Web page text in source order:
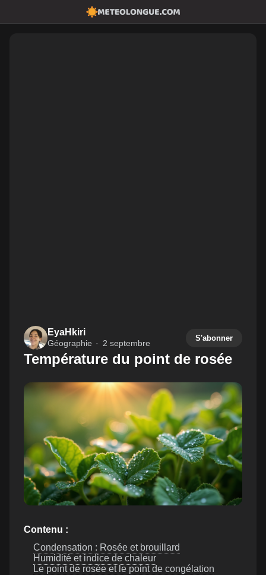
EyaHkiri
Géographie 2 septembre
S'abonner
Température du point de rosée
Contenu :
Condensation : Rosée et brouillard
Humidité et indice de chaleur
Le point de rosée et le point de congélation